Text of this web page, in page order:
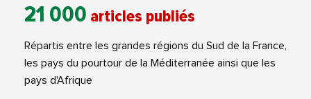
21 000 articles publiés
Répartis entre les grandes régions du Sud de la France,
les pays du pourtour de la Méditerranée ainsi que les
pays d'Afrique